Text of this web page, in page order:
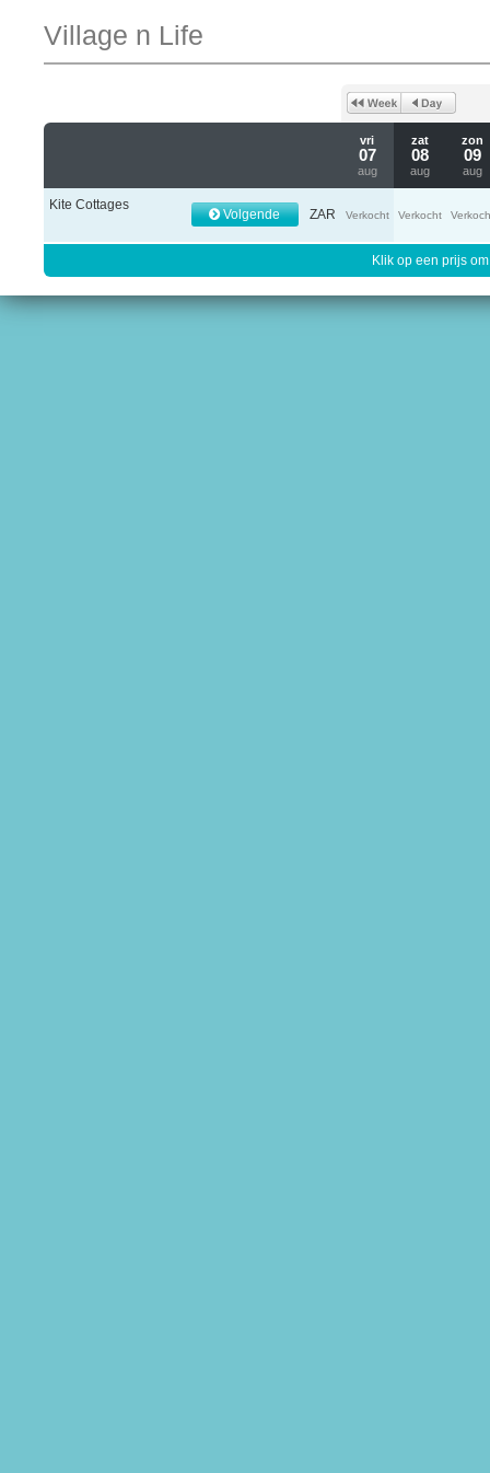
Village n Life
vri
07
aug
zat
08
aug
zon
09
aug
Kite Cottages
Volgende ZAR Verkocht Verkocht
Klik op een prijs